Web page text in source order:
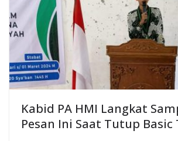
Kabid PA HMI Langkat
Pesan Ini Saat Tutup